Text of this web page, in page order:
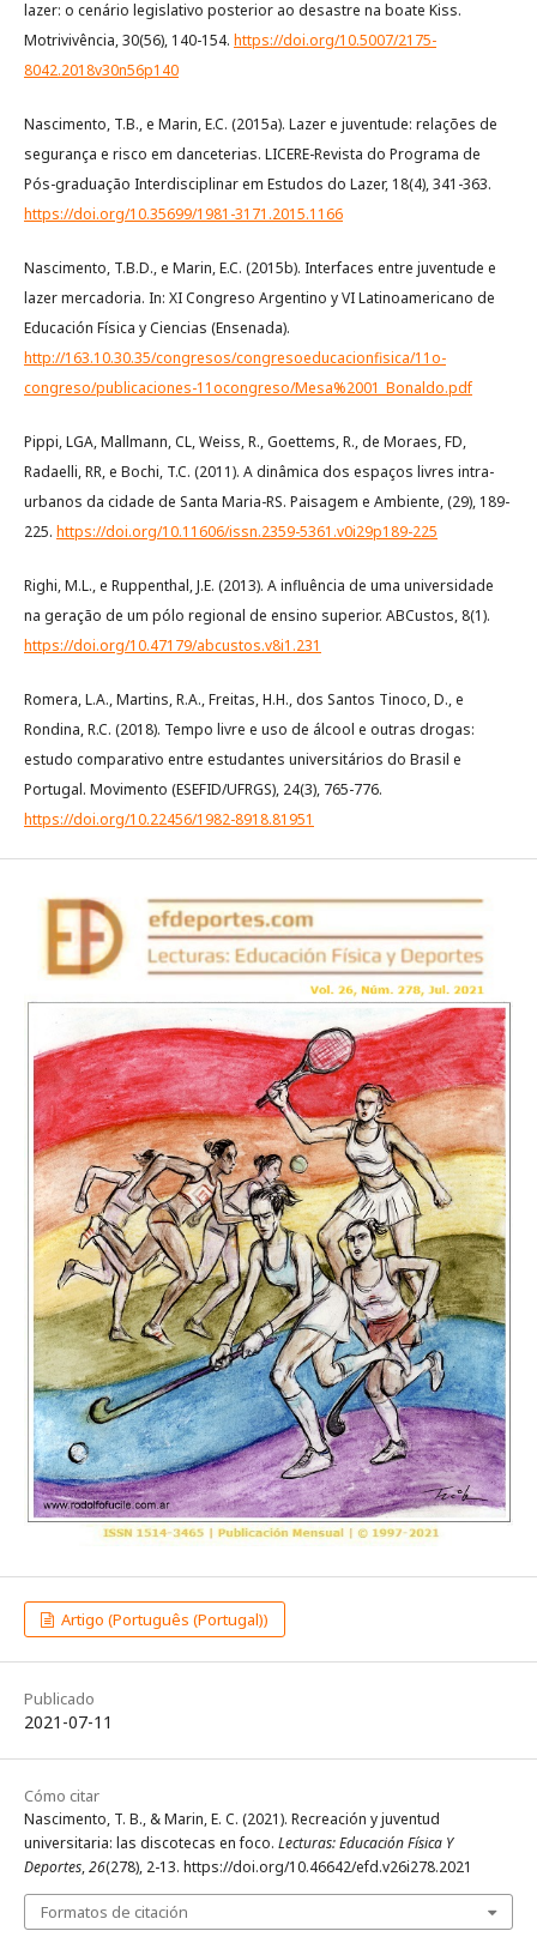
lazer: o cenário legislativo posterior ao desastre na boate Kiss.
Motrivivência, 30(56), 140-154. https://doi.org/10.5007/2175-
8042.2018v30n56p140
Nascimento, T.B., e Marin, E.C. (2015a). Lazer e juventude: relações de
segurança e risco em danceterias. LICERE-Revista do Programa de
Pós-graduação Interdisciplinar em Estudos do Lazer, 18(4), 341-363.
https://doi.org/10.35699/1981-3171.2015.1166
Nascimento, T.B.D., e Marin, E.C. (2015b). Interfaces entre juventude e
lazer mercadoria. In: XI Congreso Argentino y VI Latinoamericano de
Educación Física y Ciencias (Ensenada).
http://163.10.30.35/congresos/congresoeducacionfisica/11o-
congreso/publicaciones-11ocongreso/Mesa%2001_Bonaldo.pdf
Pippi, LGA, Mallmann, CL, Weiss, R., Goettems, R., de Moraes, FD,
Radaelli, RR, e Bochi, T.C. (2011). A dinâmica dos espaços livres intra-
urbanos da cidade de Santa Maria-RS. Paisagem e Ambiente, (29), 189-
225. https://doi.org/10.11606/issn.2359-5361.v0i29p189-225
Righi, M.L., e Ruppenthal, J.E. (2013). A influência de uma universidade
na geração de um pólo regional de ensino superior. ABCustos, 8(1).
https://doi.org/10.47179/abcustos.v8i1.231
Romera, L.A., Martins, R.A., Freitas, H.H., dos Santos Tinoco, D., e
Rondina, R.C. (2018). Tempo livre e uso de álcool e outras drogas:
estudo comparativo entre estudantes universitários do Brasil e
Portugal. Movimento (ESEFID/UFRGS), 24(3), 765-776.
https://doi.org/10.22456/1982-8918.81951
Artigo (Português (Portugal))
Publicado
2021-07-11
Cómo citar
Nascimento, T. B., & Marin, E. C. (2021). Recreación y juventud
universitaria: las discotecas en foco. Lecturas: Educación Física Y
Deportes,26(278), 2-13. https://doi.org/10.46642/efd.v26i278.2021
Formatos de citación